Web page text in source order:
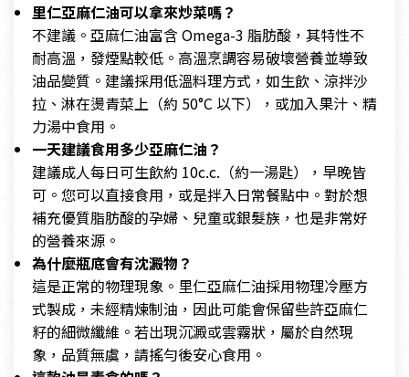
里仁亞麻仁油可以拿來炒菜嗎？
不建議。亞麻仁油富含 Omega-3 脂肪酸，其特性不
耐高溫，發煙點較低。高溫烹調容易破壞營養並導致
油品變質。建議採用低溫料理方式，如生飲、涼拌沙
拉、淋在燙青菜上（約 50°C 以下），或加入果汁、精
力湯中食用。
一天建議食用多少亞麻仁油？
建議成人每日可生飲約 10c.c.（約一湯匙），早晚皆
可。您可以直接食用，或是拌入日常餐點中。對於想
補充優質脂肪酸的孕婦、兒童或銀髮族，也是非常好
的營養來源。
為什麼瓶底會有沈澱物？
這是正常的物理現象。里仁亞麻仁油採用物理冷壓方
式製成，未經精煉制油，因此可能會保留些許亞麻仁
籽的細微纖維。若出現沉澱或雲霧狀，屬於自然現
象，品質無虞，請搖勻後安心食用。